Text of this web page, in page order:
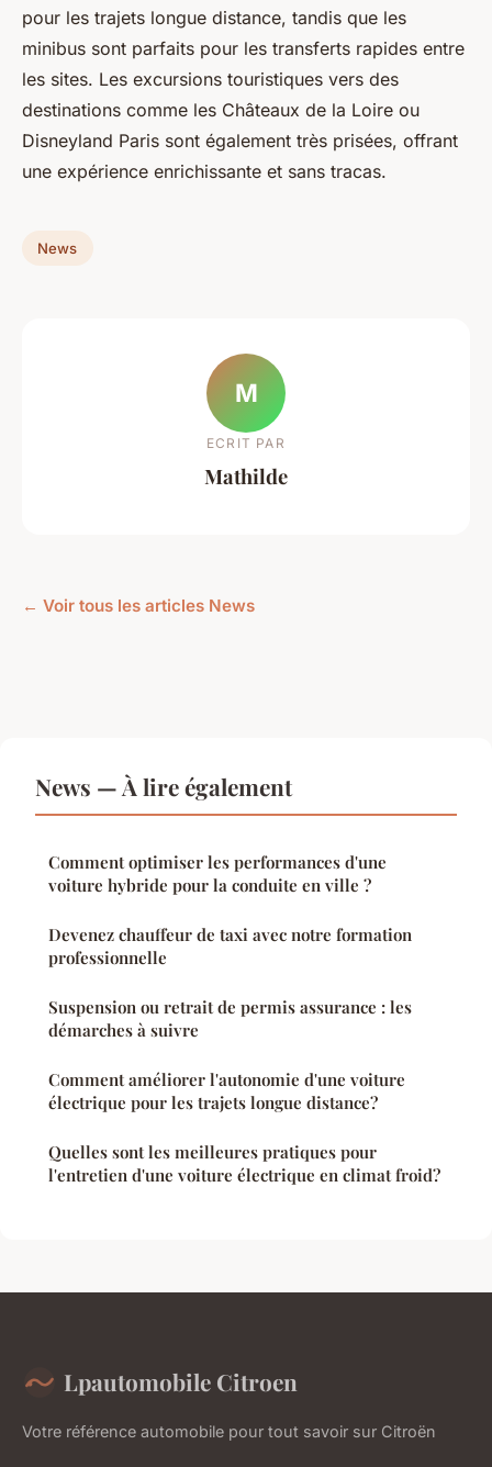
pour les trajets longue distance, tandis que les
minibus sont parfaits pour les transferts rapides entre
les sites. Les excursions touristiques vers des
destinations comme les Châteaux de la Loire ou
Disneyland Paris sont également très prisées, offrant
une expérience enrichissante et sans tracas.
News
M
ECRIT PAR
Mathilde
← Voir tous les articles News
News — À lire également
Comment optimiser les performances d'une
voiture hybride pour la conduite en ville ?
Devenez chauffeur de taxi avec notre formation
professionnelle
Suspension ou retrait de permis assurance : les
démarches à suivre
Comment améliorer l'autonomie d'une voiture
électrique pour les trajets longue distance?
Quelles sont les meilleures pratiques pour
l'entretien d'une voiture électrique en climat froid?
Lpautomobile Citroen
Votre référence automobile pour tout savoir sur Citroën